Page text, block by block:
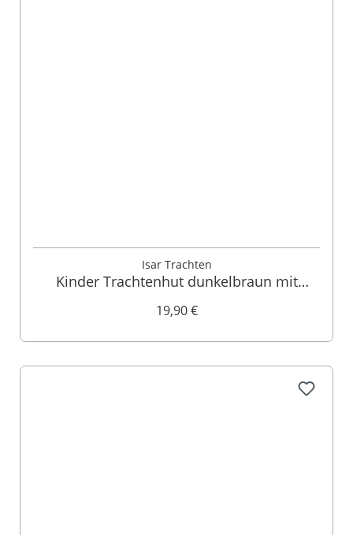
Isar Trachten
Kinder Trachtenhut dunkelbraun mit
19,90 €